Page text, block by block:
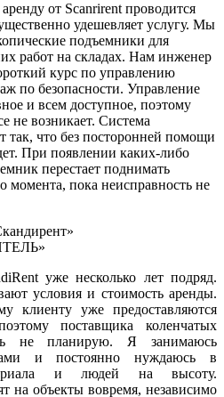
от Scanrirent проводится
удешевляет услугу. Мы
подъемники для
работ на складах. Нам инженер
курс по управлению
по безопасности. Управление
и всем доступное, поэтому
не возникает. Система
так, что без посторонней помощи
При появлении каких-либо
перестает поднимать
момента, пока неисправность не
уже несколько лет подряд.
условия и стоимость аренды.
клиенту уже предоставляются
поставщика коленчатых
не планирую. Я занимаюсь
и постоянно нуждаюсь в
и людей на высоту.
на объекты вовремя, независимо